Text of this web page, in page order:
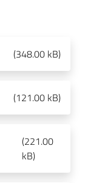
(348.00 kB)
(121.00 kB)
(221.00
kB)